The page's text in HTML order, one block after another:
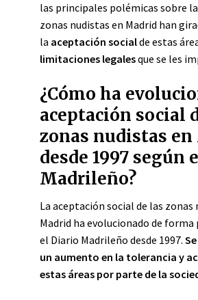
las principales polémicas sobre
zonas nudistas en Madrid han
la aceptación socialde estas
limitaciones legalesque se les
¿Cómo ha
aceptación social
zonas nudistas
desde 1997 según
Madrileño?
La aceptación social de las zonas
Madrid ha evolucionado de forma
el Diario Madrileño desde 1997.
un aumento en la tolerancia y
estas áreas por parte de la